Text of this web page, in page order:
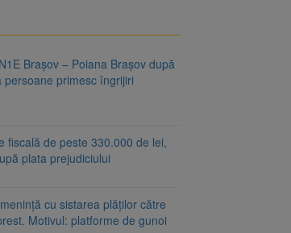
Brașov – Poiana Brașov după
persoane primesc îngrijiri
fiscală de peste 330.000 de lei,
plata prejudiciului
cu sistarea plăților către
Motivul: platforme de gunoi